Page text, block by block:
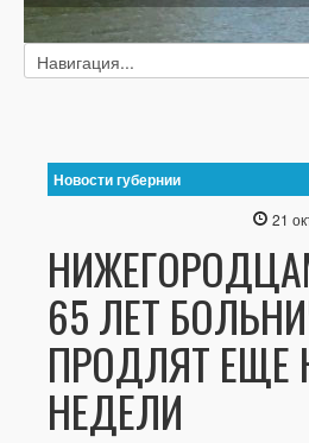
Новости губернии
21
65 ЛЕТ
ПРОДЛЯТ ЕЩЕ
НЕДЕЛИ